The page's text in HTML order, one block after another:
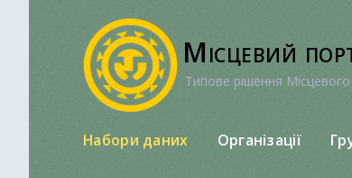
Місцевий
Типове рішення
Набори даних Організації